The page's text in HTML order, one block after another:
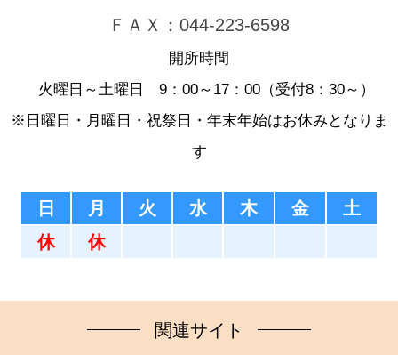
ＦＡＸ：044-223-6598
開所時間
火曜日～土曜日 9：00～17：00（受付8：30～）
※日曜日・月曜日・祝祭日・年末年始はお休みとなりま
す
日 月 火 水 木 金
土
休
休
関連サイト